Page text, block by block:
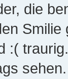
die
:(